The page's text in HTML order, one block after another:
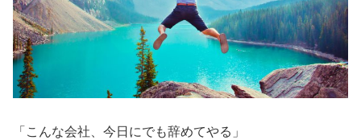
「こんな会社、今日にでも辞めてやる」